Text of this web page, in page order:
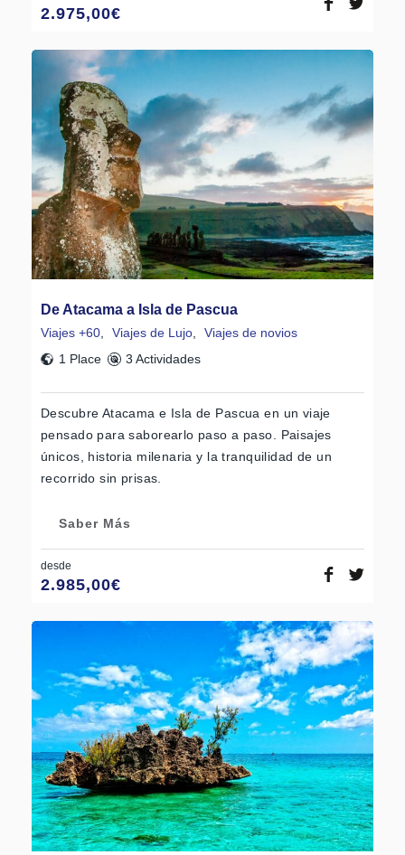
2.975,00€
De Atacama a Isla de Pascua
Viajes +60 Viajes de Lujo
Viajes de novios
1 Place
3 Actividades
Descubre Atacama e Isla de Pascua en un viaje
pensado para saborearlo paso a paso. Paisajes
únicos, historia milenaria y la tranquilidad de un
recorrido sin prisas.
Saber Más
desde
2.985,00€